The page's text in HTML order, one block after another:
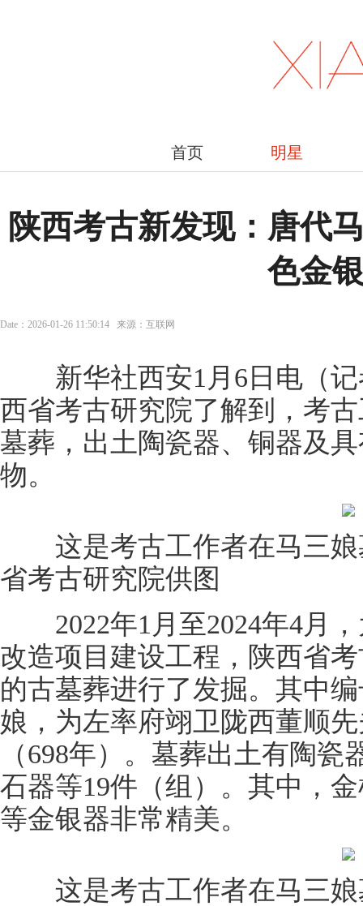
首页 明星
陕西考古新发现：唐代
色金
Date：2026-01-26 11:50:14 来源：互联网
新华社西安1月6日电（记
西省考古研究院了解到，考
墓葬，出土陶瓷器、铜器及
物。
这是考古工作者在马三娘
省考古研究院供图
2022年1月至2024年4月，
改造项目建设工程，陕西省
的古墓葬进行了发掘。其中
娘，为左率府翊卫陇西董顺
（698年）。墓葬出土有陶
石器等19件（组）。其中，
等金银器非常精美。
这是考古工作者在马三娘